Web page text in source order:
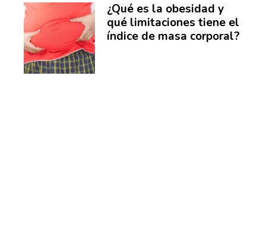
¿Qué es la obesidad y
qué limitaciones tiene el
índice de masa corporal?